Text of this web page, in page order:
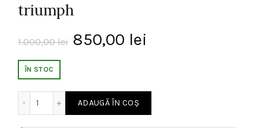
triumph
1.000,00lei Prețul
a
fost:
850,00 lei
este:
850,00 lei.
ÎN STOC
Cantitate Pachet promo Masina de tuns profesionala +
ADAUGĂ ÎN COȘ